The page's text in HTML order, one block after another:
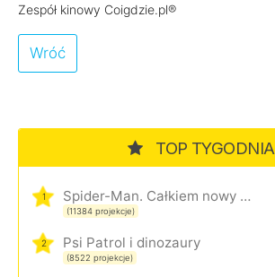
Zespół kinowy Coigdzie.pl®
Wróć
TOP TYGODNIA
1 Spider-Man. Całkiem nowy dzień
(11384 projekcje)
2 Psi Patrol i dinozaury
(8522 projekcje)